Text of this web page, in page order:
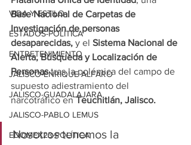
VIDA Y ESTILO
ESTADOS-POLÍTICA
ENTRETENIMIENTO
JALISCO-ENRIQUE ALFARO
JALISCO-GUADALAJARA
JALISCO-PABLO LEMUS
EDOMEX23-POLÍTICA
Base Nacional de Carpetas de
Investigación de personas
desaparecidas, y el Sistema Nacional de
Alerta, Búsqueda y Localización de
Personas tras la polémica del campo de
supuesto adiestramiento del
narcotráfico en Teuchitlán, Jalisco.
Nosotros tenemos la